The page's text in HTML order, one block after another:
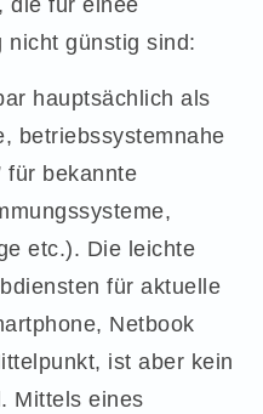
nicht günstig sind:
hauptsächlich als
betriebssystemnahe
für bekannte
etc.). Die leichte
für aktuelle
Netbook
ist aber kein
Mittels eines